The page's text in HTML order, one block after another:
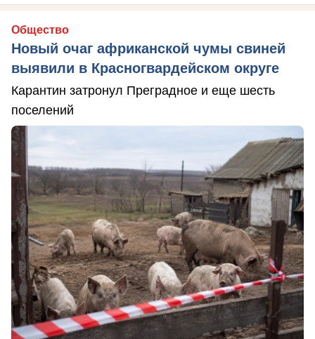
Общество
Новый очаг африканской чумы свиней
выявили в Красногвардейском округе
Карантин затронул Преградное и еще шесть
поселений